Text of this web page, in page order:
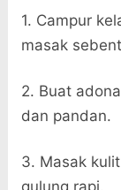
1. Campur
masak
2. Buat
dan pandan.
3. Masak